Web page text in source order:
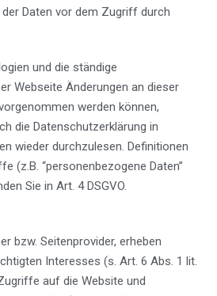
Daten vor dem Zugriff durch
und die ständige
Webseite Änderungen an dieser
werden können,
die Datenschutzerklärung in
wieder durchzulesen. Definitionen
(z.B. “personenbezogene Daten”
Sie in Art. 4 DSGVO.
bzw. Seitenprovider, erheben
Interesses (s. Art. 6 Abs. 1 lit.
auf die Website und